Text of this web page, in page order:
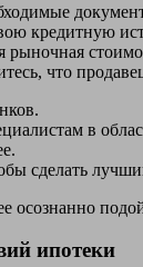
кредитную
рыночная
что
в
сделать
осознанно
ипотеки